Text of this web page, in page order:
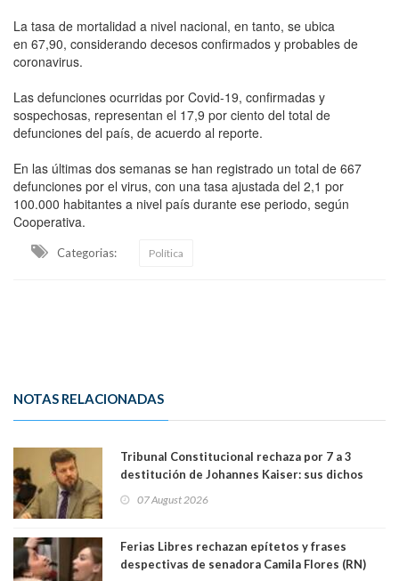
La tasa de mortalidad a nivel nacional, en tanto, se ubica
en 67,90, considerando decesos confirmados y probables de
coronavirus.
Las defunciones ocurridas por Covid-19, confirmadas y
sospechosas, representan el 17,9 por ciento del total de
defunciones del país, de acuerdo al reporte.
En las últimas dos semanas se han registrado un total de 667
defunciones por el virus, con una tasa ajustada del 2,1 por
100.000 habitantes a nivel país durante ese periodo, según
Cooperativa.
Categorias: Política
NOTAS RELACIONADAS
Tribunal Constitucional rechaza por 7 a 3
destitución de Johannes Kaiser: sus dichos
justicia constitucional porque no es diputado
07 August 2026
Ferias Libres rechazan epítetos y frases
despectivas de senadora Camila Flores (RN)